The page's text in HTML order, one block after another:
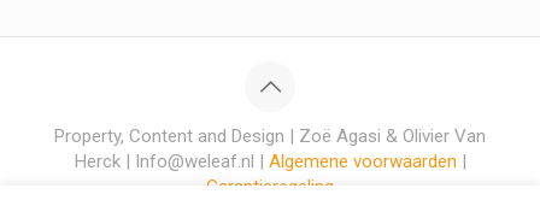
Property, Content and Design | Zoë Agasi & Olivier Van
Herck | Info@weleaf.nl | Algemene voorwaarden |
Garantieregeling